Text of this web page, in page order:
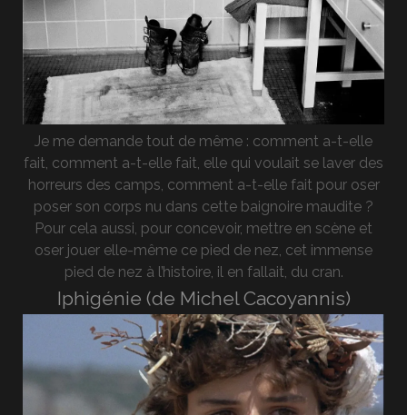
Je me demande tout de même : comment a-t-elle
fait, comment a-t-elle fait, elle qui voulait se laver des
horreurs des camps, comment a-t-elle fait pour oser
poser son corps nu dans cette baignoire maudite ?
Pour cela aussi, pour concevoir, mettre en scène et
oser jouer elle-même ce pied de nez, cet immense
pied de nez à l’histoire, il en fallait, du cran.
Iphigénie (de Michel Cacoyannis)